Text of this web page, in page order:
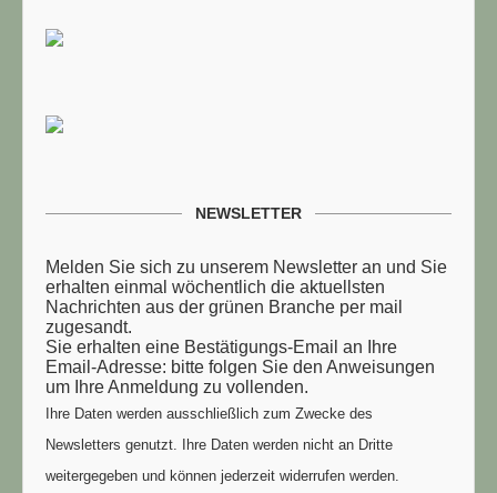
NEWSLETTER
Melden Sie sich zu unserem Newsletter an und Sie
erhalten einmal wöchentlich die aktuellsten
Nachrichten aus der grünen Branche per mail
zugesandt.
Sie erhalten eine Bestätigungs-Email an Ihre
Email-Adresse: bitte folgen Sie den Anweisungen
um Ihre Anmeldung zu vollenden.
Ihre Daten werden ausschließlich zum Zwecke des
Newsletters genutzt. Ihre Daten werden nicht an Dritte
weitergegeben und können jederzeit widerrufen werden.